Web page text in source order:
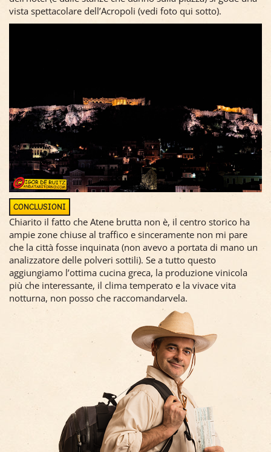
vista spettacolare dell’Acropoli (vedi foto qui sotto).
CONCLUSIONI
Chiarito il fatto che Atene brutta non è, il centro storico ha
ampie zone chiuse al traffico e sinceramente non mi pare
che la città fosse inquinata (non avevo a portata di mano un
analizzatore delle polveri sottili). Se a tutto questo
aggiungiamo l’ottima cucina greca, la produzione vinicola
più che interessante, il clima temperato e la vivace vita
notturna, non posso che raccomandarvela.